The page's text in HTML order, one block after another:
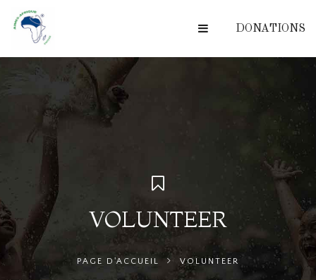
DONATIONS
VOLUNTEER
PAGE D'ACCUEIL VOLUNTEER